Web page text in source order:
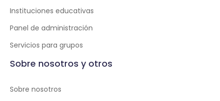
Instituciones educativas
Panel de administración
Servicios para grupos
Sobre nosotros y otros
Sobre nosotros